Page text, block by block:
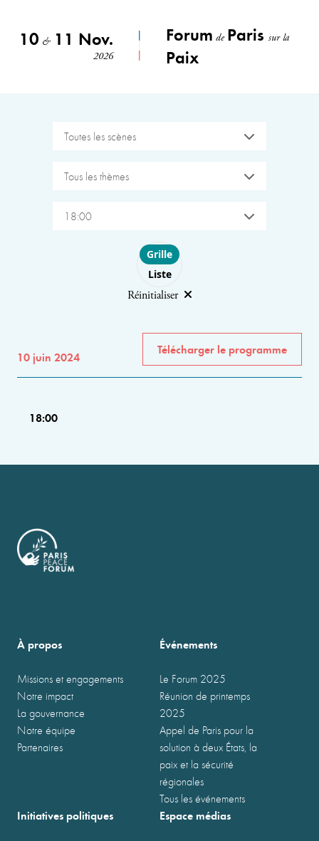
10 &11 Nov.
2026
Forum de Parissur la
Paix
Toutes les scènes
Tous les thèmes
18:00
Choose layout
Grille
Liste
Réinitialiser
10 juin 2024
Télécharger le programme
18:00
À propos
Missions et engagements
Notre impact
La gouvernance
Notre équipe
Partenaires
Événements
Le Forum 2025
Réunion de printemps
2025
Appel de Paris pour la
solution à deux États, la
paix et la sécurité
régionales
Tous les événements
Initiatives politiques Espace médias